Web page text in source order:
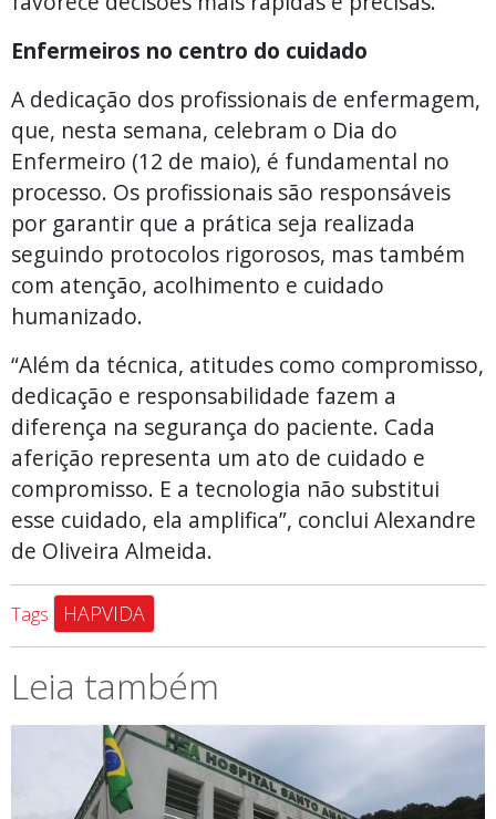
Enfermeiros no centro do cuidado
A dedicação dos profissionais de enfermagem,
que, nesta semana, celebram o Dia do
Enfermeiro (12 de maio), é fundamental no
processo. Os profissionais são responsáveis
por garantir que a prática seja realizada
seguindo protocolos rigorosos, mas também
com atenção, acolhimento e cuidado
humanizado.
“Além da técnica, atitudes como compromisso,
dedicação e responsabilidade fazem a
diferença na segurança do paciente. Cada
aferição representa um ato de cuidado e
compromisso. E a tecnologia não substitui
esse cuidado, ela amplifica”, conclui Alexandre
de Oliveira Almeida.
Tags HAPVIDA
Leia também